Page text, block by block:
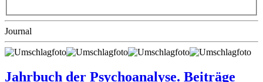
Journal
Jahrbuch der Psychoanalyse. Beiträge